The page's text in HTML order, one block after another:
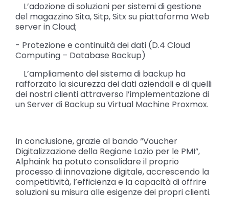
L’adozione di soluzioni per sistemi di gestione
del magazzino Sita, Sitp, Sitx su piattaforma Web
server in Cloud;
- Protezione e continuità dei dati (D.4 Cloud
Computing – Database Backup)
L’ampliamento del sistema di backup ha
rafforzato la sicurezza dei dati aziendali e di quelli
dei nostri clienti attraverso l’implementazione di
un Server di Backup su Virtual Machine Proxmox.
In conclusione, grazie al bando “Voucher
Digitalizzazione della Regione Lazio per le PMI”,
Alphaink ha potuto consolidare il proprio
processo di innovazione digitale, accrescendo la
competitività, l’efficienza e la capacità di offrire
soluzioni su misura alle esigenze dei propri clienti.